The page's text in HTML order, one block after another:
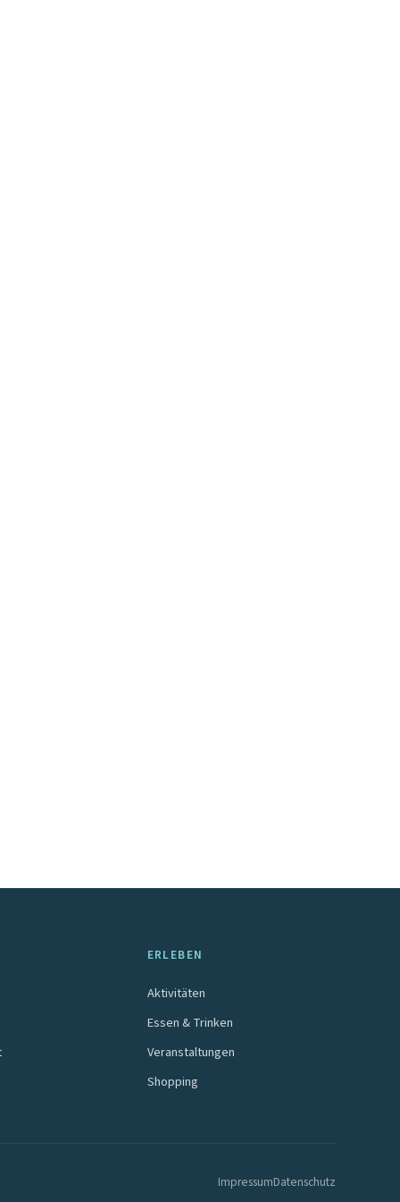
ERLEBEN
Aktivitäten
Essen & Trinken
Veranstaltungen
Shopping
ImpressumDatenschutz